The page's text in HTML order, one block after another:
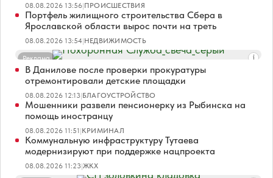
08.08.2026 13:56|ПРОИСШЕСТВИЯ
Портфель жилищного строительства Сбера в
Ярославской области вырос почти на треть
08.08.2026 13:54|НЕДВИЖИМОСТЬ
Реклама
В Данилове после проверки прокуратуры
отремонтировали детские площадки
08.08.2026 12:13|БЛАГОУСТРОЙСТВО
Мошенники развели пенсионерку из Рыбинска на
помощь иностранцу
08.08.2026 11:51|КРИМИНАЛ
Коммунальную инфраструктуру Тутаева
модернизируют при поддержке нацпроекта
08.08.2026 11:23|ЖКХ